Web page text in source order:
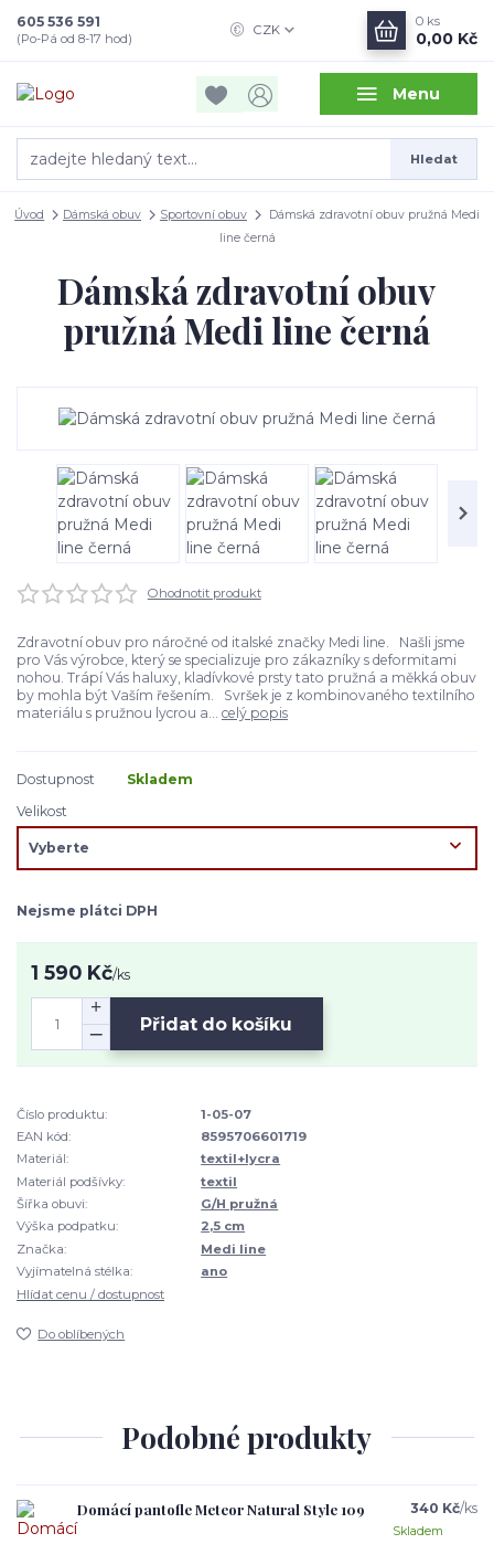
Menu
CZK
Hledat
605 536 591
(Po-Pá od 8-17 hod)
0 ks
0,00 Kč
Úvod Dámská obuv Sportovní obuv
Dámská zdravotní obuv pružná Medi
line černá
Dámská zdravotní obuv
pružná Medi line černá
Ohodnotit produkt
Zdravotní obuv pro náročné od italské značky Medi line. Našli jsme
pro Vás výrobce, který se specializuje pro zákazníky s deformitami
nohou. Trápí Vás haluxy, kladívkové prsty tato pružná a měkká obuv
by mohla být Vaším řešením. Svršek je z kombinovaného textilního
materiálu s pružnou lycrou a... celý popis
Dostupnost
Skladem
Velikost
Nejsme plátci DPH
1 590 Kč/ks
Přidat do košíku
Číslo produktu:
1-05-07
EAN kód:
8595706601719
Materiál:
textil+lycra
Materiál podšívky:
textil
Šířka obuvi:
G/H pružná
Výška podpatku:
2,5 cm
Značka:
Medi line
Vyjímatelná stélka:
ano
Hlídat cenu / dostupnost
Do oblíbených
Podobné produkty
Domácí pantofle Meteor Natural Style 109 340 Kč/ks
Skladem